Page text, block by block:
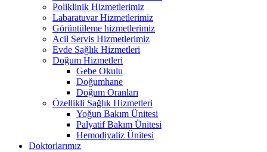
Poliklinik Hizmetlerimiz
Labaratuvar Hizmetlerimiz
Görüntüleme hizmetlerimiz
Acil Servis Hizmetlerimiz
Evde Sağlık Hizmetleri
Doğum Hizmetleri
Gebe Okulu
Doğumhane
Doğum Oranları
Özellikli Sağlık Hizmetleri
Yoğun Bakım Ünitesi
Palyatif Bakım Ünitesi
Hemodiyaliz Ünitesi
Doktorlarımız